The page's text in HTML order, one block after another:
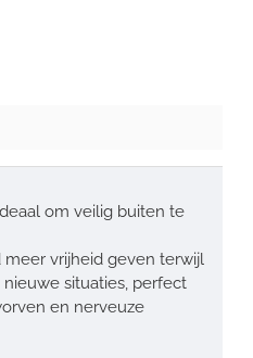
om veilig buiten te
vrijheid geven terwijl
situaties, perfect
en nerveuze